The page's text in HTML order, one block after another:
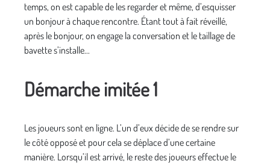
temps, on est capable de les regarder et même, d’esquisser
un bonjour à chaque rencontre. Étant tout à fait réveillé,
après le bonjour, on engage la conversation et le taillage de
bavette s’installe...
Démarche imitée 1
Les joueurs sont en ligne. L’un d’eux décide de se rendre sur
le côté opposé et pour cela se déplace d’une certaine
manière. Lorsqu’il est arrivé, le reste des joueurs effectue le